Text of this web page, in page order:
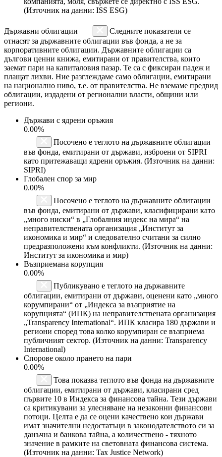
(Източник на данни: ISS ESG)
Държавни облигации
Следните показатели се
отнасят за държавните облигации във фонда, а не за
корпоративните облигации. Държавните облигации са
дългови ценни книжа, емитирани от правителства, които
заемат пари на капиталовия пазар. Те са с фиксиран падеж и
плащат лихви. Ние разглеждаме само облигации, емитирани
на национално ниво, т.е. от правителства. Не вземаме предвид
облигации, издадени от регионални власти, общини или
региони.
Държави с ядрени оръжия
0.00%
Посочено е теглото на държавните облигации
във фонда, емитирани от държави, изброени от SIPRI
като притежаващи ядрени оръжия. (Източник на данни:
SIPRI)
Глобален спор за мир
0.00%
Посочено е теглото на държавните облигации
във фонда, емитирани от държави, класифицирани като
„много ниски“ в „Глобалния индекс на мира“ на
неправителствената организация „Институт за
икономика и мир“ и следователно считани за силно
предразположени към конфликти. (Източник на данни:
Институт за икономика и мир)
Възприемана корупция
0.00%
Публикувано е теглото на държавните
облигации, емитирани от държави, оценени като „много
корумпирани“ от „Индекса за възприятие на
корупцията“ (ИПК) на неправителствената организация
„Transparency International“. ИПК класира 180 държави и
региони според това колко корумпиран се възприема
публичният сектор. (Източник на данни: Transparency
International)
Спорове около прането на пари
0.00%
Това показва теглото във фонда на държавните
облигации, емитирани от държави, класирани сред
първите 10 в Индекса за финансова тайна. Тези държави
са критикувани за улесняване на незаконни финансови
потоци. Целта е да се оцени качествено кои държави
имат значителни недостатъци в законодателството си за
данъчна и банкова тайна, а количествено - тяхното
значение в рамките на световната финансова система.
(Източник на данни: Tax Justice Network)